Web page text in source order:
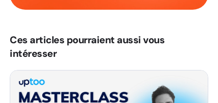
Ces articles pourraient aussi vous
intéresser